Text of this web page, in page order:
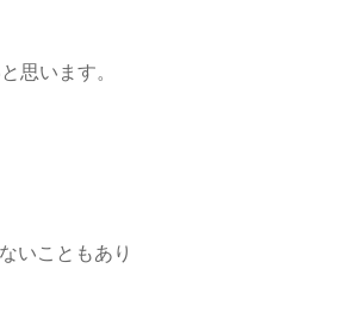
思います。
いこともあり